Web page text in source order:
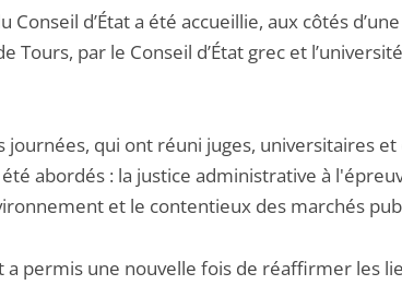
Conseil d’État a été accueillie, aux côtés
Tours, par le Conseil d’État grec et
journées, qui ont réuni juges, universitaires
abordés : la justice administrative à
et le contentieux des marchés
a permis une nouvelle fois de réaffirmer les